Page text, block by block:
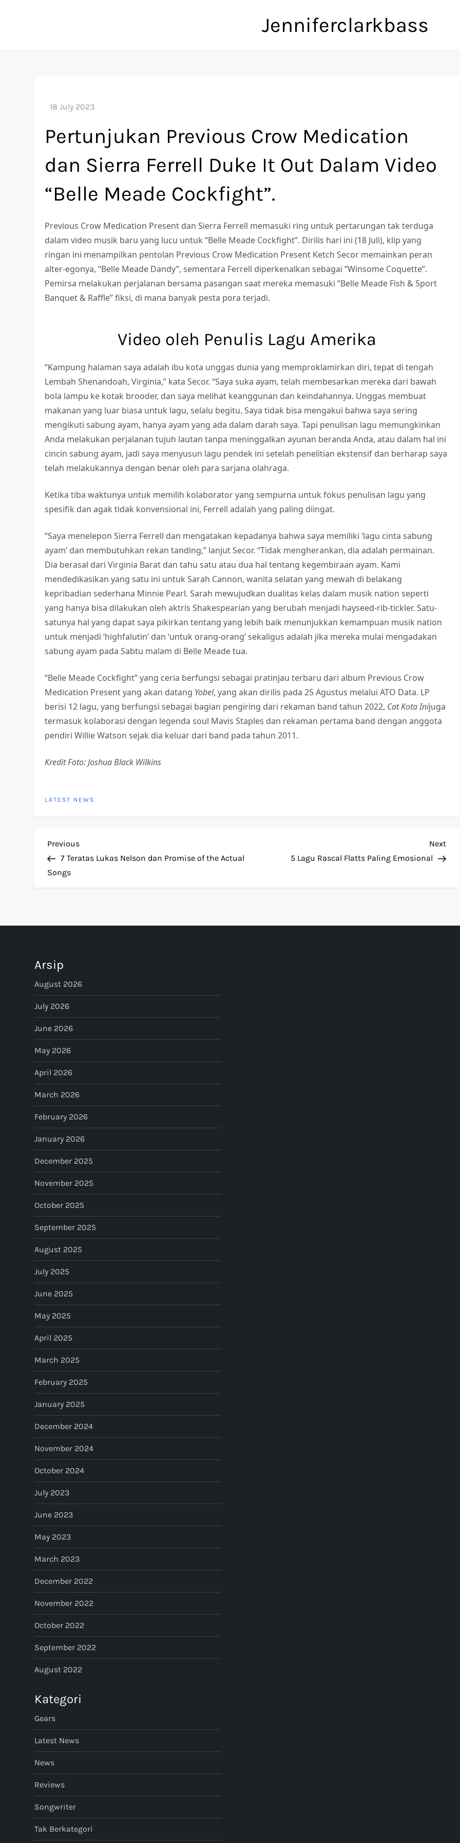
Jenniferclarkbass
Pertunjukan Previous Crow Medication
dan Sierra Ferrell Duke It Out Dalam Video
“Belle Meade Cockfight”.
Previous Crow Medication Present dan Sierra Ferrell memasuki ring untuk pertarungan tak terduga
dalam video musik baru yang lucu untuk “Belle Meade Cockfight”. Dirilis hari ini (18 Juli), klip yang
ringan ini menampilkan pentolan Previous Crow Medication Present Ketch Secor memainkan peran
alter-egonya, “Belle Meade Dandy”, sementara Ferrell diperkenalkan sebagai “Winsome Coquette”.
Pemirsa melakukan perjalanan bersama pasangan saat mereka memasuki “Belle Meade Fish & Sport
Banquet & Raffle” fiksi, di mana banyak pesta pora terjadi.
Video oleh Penulis Lagu Amerika
“Kampung halaman saya adalah ibu kota unggas dunia yang memproklamirkan diri, tepat di tengah
Lembah Shenandoah, Virginia,” kata Secor. “Saya suka ayam, telah membesarkan mereka dari bawah
bola lampu ke kotak brooder, dan saya melihat keanggunan dan keindahannya. Unggas membuat
makanan yang luar biasa untuk lagu, selalu begitu. Saya tidak bisa mengakui bahwa saya sering
mengikuti sabung ayam, hanya ayam yang ada dalam darah saya. Tapi penulisan lagu memungkinkan
Anda melakukan perjalanan tujuh lautan tanpa meninggalkan ayunan beranda Anda, atau dalam hal ini
cincin sabung ayam, jadi saya menyusun lagu pendek ini setelah penelitian ekstensif dan berharap saya
telah melakukannya dengan benar oleh para sarjana olahraga.
Ketika tiba waktunya untuk memilih kolaborator yang sempurna untuk fokus penulisan lagu yang
spesifik dan agak tidak konvensional ini, Ferrell adalah yang paling diingat.
“Saya menelepon Sierra Ferrell dan mengatakan kepadanya bahwa saya memiliki ‘lagu cinta sabung
ayam’ dan membutuhkan rekan tanding,” lanjut Secor. “Tidak mengherankan, dia adalah permainan.
Dia berasal dari Virginia Barat dan tahu satu atau dua hal tentang kegembiraan ayam. Kami
mendedikasikan yang satu ini untuk Sarah Cannon, wanita selatan yang mewah di belakang
kepribadian sederhana Minnie Pearl. Sarah mewujudkan dualitas kelas dalam musik nation seperti
yang hanya bisa dilakukan oleh aktris Shakespearian yang berubah menjadi hayseed-rib-tickler. Satu-
satunya hal yang dapat saya pikirkan tentang yang lebih baik menunjukkan kemampuan musik nation
untuk menjadi ‘highfalutin’ dan ‘untuk orang-orang’ sekaligus adalah jika mereka mulai mengadakan
sabung ayam pada Sabtu malam di Belle Meade tua.
“Belle Meade Cockfight” yang ceria berfungsi sebagai pratinjau terbaru dari album Previous Crow
Medication Present yang akan datang Yobel, yang akan dirilis pada 25 Agustus melalui ATO Data. LP
berisi 12 lagu, yang berfungsi sebagai bagian pengiring dari rekaman band tahun 2022, Cat Kota Inijuga
termasuk kolaborasi dengan legenda soul Mavis Staples dan rekaman pertama band dengan anggota
pendiri Willie Watson sejak dia keluar dari band pada tahun 2011.
Kredit Foto: Joshua Black Wilkins
LATEST NEWS
P
o
t
a
v
i
g
a
t
i
o
n
Previous
Post
Previous
7 Teratas Lukas Nelson dan Promise of the Actual
Songs
Next
Post
Next
5 Lagu Rascal Flatts Paling Emosional
Arsip
August 2026
July 2026
June 2026
May 2026
April 2026
March 2026
February 2026
January 2026
December 2025
November 2025
October 2025
September 2025
August 2025
July 2025
June 2025
May 2025
April 2025
March 2025
February 2025
January 2025
December 2024
November 2024
October 2024
July 2023
June 2023
May 2023
March 2023
December 2022
November 2022
October 2022
September 2022
August 2022
Kategori
Gears
Latest News
News
Reviews
Songwriter
Tak Berkategori